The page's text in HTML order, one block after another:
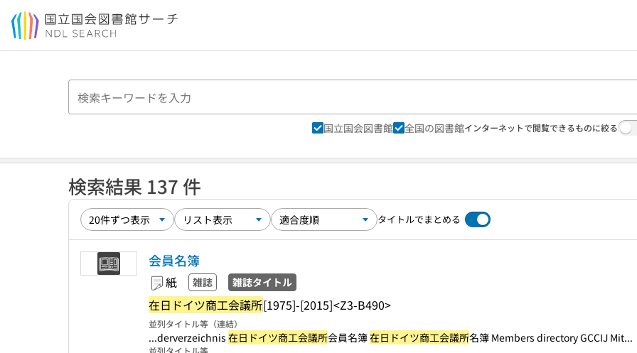
本文へ移動
国立国会図書館 全国の図書館インターネットで閲覧できるものに絞る
検索結果 137 件
タイトルでまとめる
会員名簿
紙 雑誌 雑誌タイトル
在日ドイツ商工会議所[1975]-[2015]<Z3-B490>
並列タイトル等（連結）
...derverzeichnis 在日ドイツ商工会議所会員名簿在日ドイツ商工会議所名簿 Members directory GCCIJ Mit...
並列タイトル等